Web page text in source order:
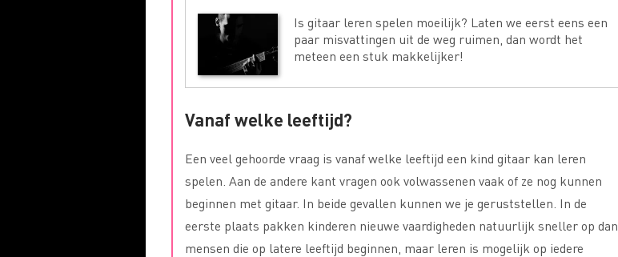
Is gitaar leren spelen moeilijk? Laten we eerst eens een
paar misvattingen uit de weg ruimen, dan wordt het
meteen een stuk makkelijker!
Vanaf welke leeftijd?
Een veel gehoorde vraag is vanaf welke leeftijd een kind gitaar kan leren
spelen. Aan de andere kant vragen ook volwassenen vaak of ze nog kunnen
beginnen met gitaar. In beide gevallen kunnen we je geruststellen. In de
eerste plaats pakken kinderen nieuwe vaardigheden natuurlijk sneller op dan
mensen die op latere leeftijd beginnen, maar leren is mogelijk op iedere